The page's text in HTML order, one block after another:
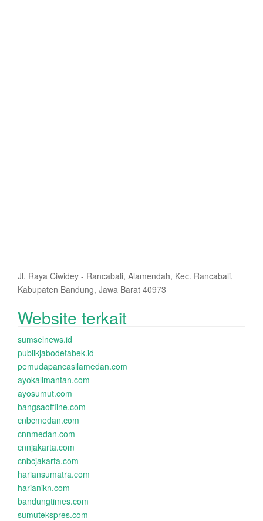
Jl. Raya Ciwidey - Rancabali, Alamendah, Kec. Rancabali,
Kabupaten Bandung, Jawa Barat 40973
Website terkait
sumselnews.id
publikjabodetabek.id
pemudapancasilamedan.com
ayokalimantan.com
ayosumut.com
bangsaoffline.com
cnbcmedan.com
cnnmedan.com
cnnjakarta.com
cnbcjakarta.com
hariansumatra.com
harianikn.com
bandungtimes.com
sumutekspres.com